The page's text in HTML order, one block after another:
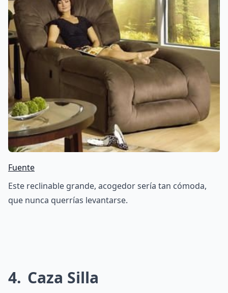
Fuente
Este reclinable grande, acogedor sería tan cómoda,
que nunca querrías levantarse.
4 Caza Silla